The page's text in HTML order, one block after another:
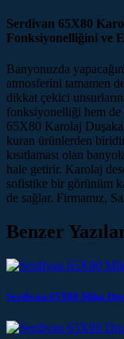
Serdivan 65X80
Fonksiyonelliğini ve
Banyonuzda
atmosferini tamamen
dikkat çekici
fonksiyonelliği hem
65X80 Karolaj
kuran ürünlerden
kısıtlaması olan
hale getirir. Karolaj
sofistike bir görünüm
de sağlar. Firmamız,
Benzer
Serdivan 65X80 Mika